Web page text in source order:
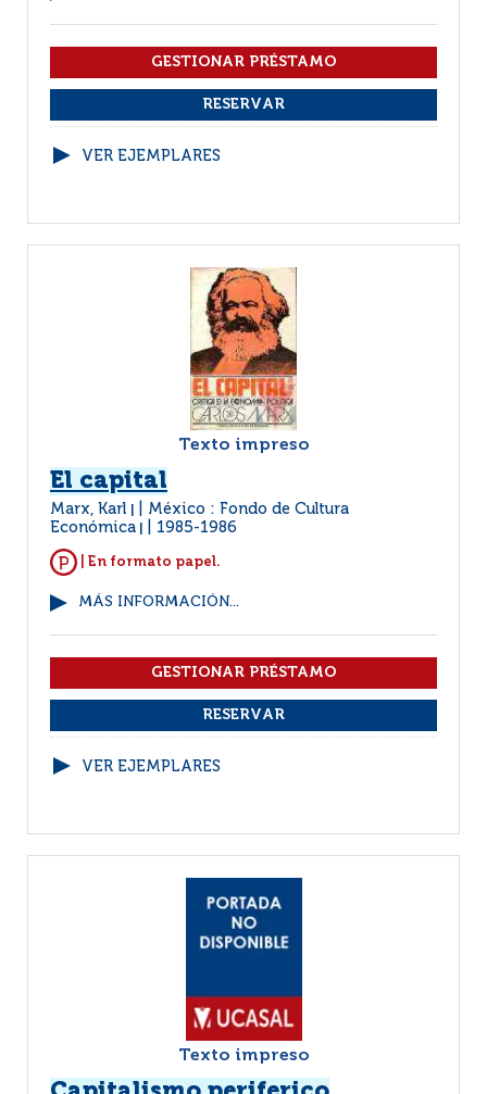
VER EJEMPLARES
Texto impreso
El capital
Marx, Karl
México : Fondo de Cultura
Económica
1985-1986
| En formato papel.
MÁS INFORMACIÓN...
VER EJEMPLARES
Texto impreso